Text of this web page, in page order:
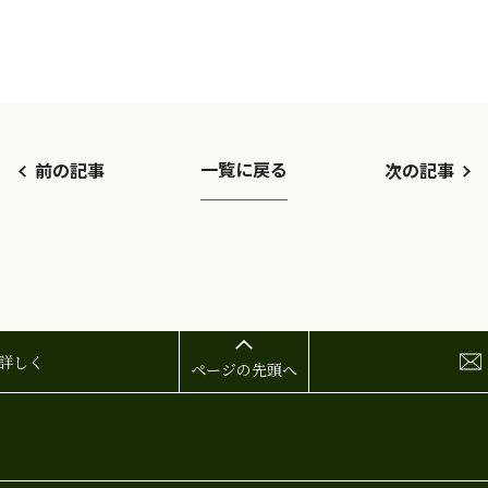
前の記事 一覧に戻る 次の記事
しく ページの先頭へ